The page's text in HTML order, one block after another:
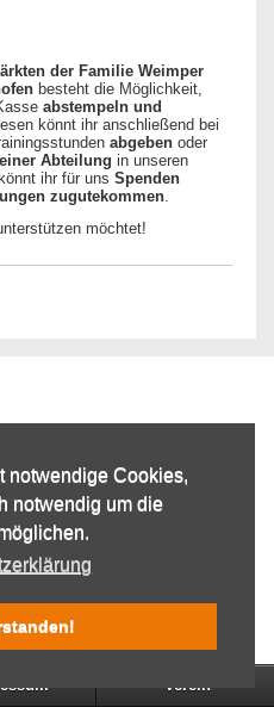
notwendige Cookies,
notwendig um die
der Familie Weimper
besteht die Möglichkeit,
abstempeln und
könnt ihr anschließend bei
abgeben oder
Abteilung in unseren
ihr für uns Spenden
zugutekommen
möchtet!
Verein